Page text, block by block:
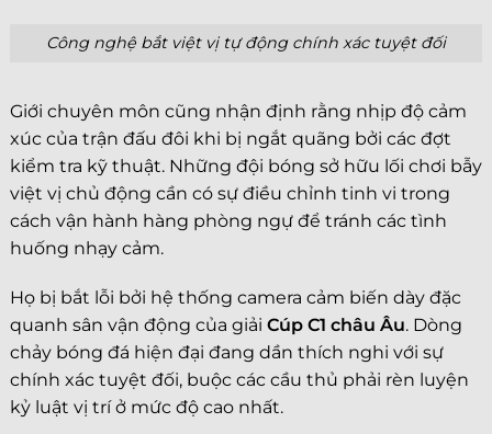
Công nghệ bắt việt vị tự động chính xác tuyệt đối
Giới chuyên môn cũng nhận định rằng nhịp độ cảm
xúc của trận đấu đôi khi bị ngắt quãng bởi các đợt
kiểm tra kỹ thuật. Những đội bóng sở hữu lối chơi bẫy
việt vị chủ động cần có sự điều chỉnh tinh vi trong
cách vận hành hàng phòng ngự để tránh các tình
huống nhạy cảm.
Họ bị bắt lỗi bởi hệ thống camera cảm biến dày đặc
quanh sân vận động của giải Cúp C1 châu Âu. Dòng
chảy bóng đá hiện đại đang dần thích nghi với sự
chính xác tuyệt đối, buộc các cầu thủ phải rèn luyện
kỷ luật vị trí ở mức độ cao nhất.